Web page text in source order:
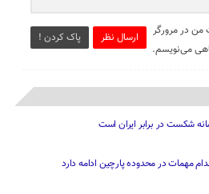
ارسال نظر پاک کردن !
من در مرورگر
می‌نویسم.
شکست در برابر ایران است
مهمات در محدوده پارچین ادامه دارد